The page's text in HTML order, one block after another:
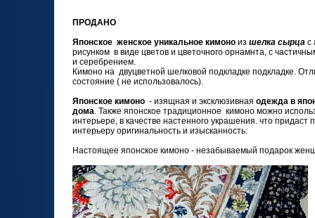
ПРОДАНО
Японское женское уникальное кимоно из шелка сырца с
рисунком в виде цветов и цветочного орнамнта, с
и серебрением.
Кимоно на двуцветной шелковой подкладке подкладке.
состояние ( не использовалось).
Японское кимоно - изящная и эксклюзивная одежда в
дома. Также японское традиционное кимоно можно
интерьере, в качестве настенного украшения. что придаст
интерьеру оригинальность и изысканность.
Настоящее японское кимоно - незабываемый подарок